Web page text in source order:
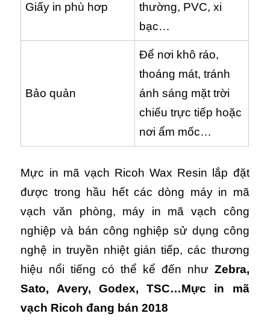
Giấy in phù hơp
thường, PVC, xi
bạc…
Bảo quản
Để nơi khô ráo,
thoáng mát, tránh
ánh sáng mặt trời
chiếu trực tiếp hoặc
nơi ẩm mốc…
Mực in mã vạch Ricoh Wax Resin lắp đặt
được trong hầu hết các dòng máy in mã
vạch văn phòng, máy in mã vạch công
nghiệp và bán công nghiệp sử dụng công
nghệ in truyền nhiệt gián tiếp, các thương
hiệu nổi tiếng có thể kể đến như Zebra,
Sato, Avery, Godex, TSC…Mực in mã
vạch Ricoh đang bán 2018